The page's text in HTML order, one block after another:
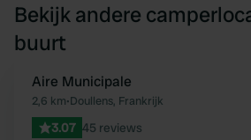
Bekijk andere
buurt
Aire Municipale
2,6 km•Doullens, Frankrijk
3.07 45 reviews